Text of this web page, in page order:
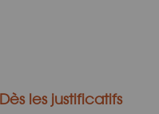
Dès les justificatifs